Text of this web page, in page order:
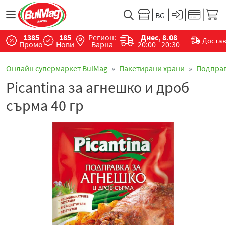
1385
Промо
185
Нови
Регион:
Варна
Днес, 8.08
20:00 - 20:30
Онлайн супермаркет BulMag Пакетирани храни
Picantina за агнешко и дроб
сърма 40 гр